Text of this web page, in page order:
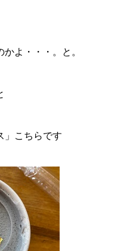
よ・・・。と。
」こちらです